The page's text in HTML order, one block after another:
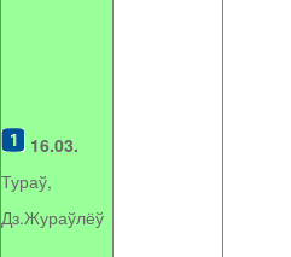
16.03.
Тураў,
Дз.Жураўлёў